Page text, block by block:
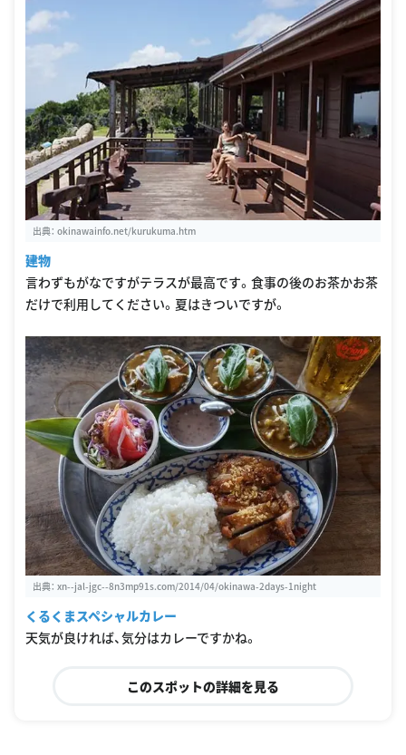
出典： okinawainfo.net/kurukuma.htm
建物
言わずもがなですがテラスが最高です。食事の後のお茶かお茶
だけで利用してください。夏はきついですが。
出典： xn--jal-jgc--8n3mp91s.com/2014/04/okinawa-2days-1night
くるくまスペシャルカレー
天気が良ければ、気分はカレーですかね。
このスポットの詳細を見る